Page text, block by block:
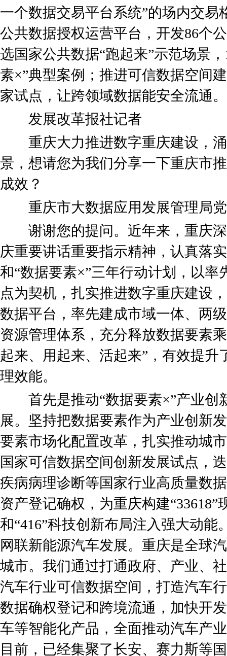
一个数据交易平台系统”的场内交易
公共数据授权运营平台，开发86个
选国家公共数据“跑起来”示范场景
素×”典型案例；推进可信数据空间
家试点，让跨领域数据能安全流通
发展改革报社记者
重庆大力推进数字重庆建设，涌
景，想请您为我们分享一下重庆市
成效？
重庆市大数据应用发展管理局党
谢谢您的提问。近年来，重庆深
庆重要讲话重要指示精神，认真落
和“数据要素×”三年行动计划，以
点为契机，扎实推进数字重庆建设
数据平台，率先建成市域一体、两
资源管理体系，充分释放数据要素
起来、用起来、活起来”，有效提升
理效能。
首先是推动“数据要素×”产业创
展。坚持把数据要素作为产业创新
要素市场化配置改革，扎实推动城
国家可信数据空间创新发展试点，
疾病病理诊断等国家行业高质量数
资产登记确权，为重庆构建“33618”
和“416”科技创新布局注入强大动
网联新能源汽车发展。重庆是全球
城市。我们通过打通政府、产业、
汽车行业可信数据空间，打造汽车
数据确权登记和跨境流通，加快开
车等智能化产品，全面推动汽车产
目前，已经集聚了长安、赛力斯等